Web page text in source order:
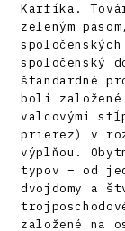
Karfíka.
zeleným
spoločenský
štandardné
boli
valcovými
prierez) v
výplňou.
typov – od
dvojdomy a
založené na